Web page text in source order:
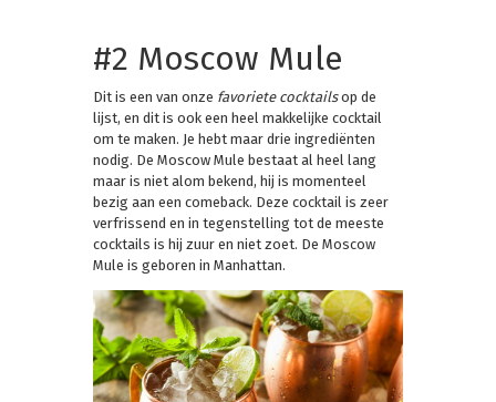
#2 Moscow Mule
Dit is een van onze favoriete cocktailsop de
lijst, en dit is ook een heel makkelijke cocktail
om te maken. Je hebt maar drie ingrediënten
nodig. De Moscow Mule bestaat al heel lang
maar is niet alom bekend, hij is momenteel
bezig aan een comeback. Deze cocktail is zeer
verfrissend en in tegenstelling tot de meeste
cocktails is hij zuur en niet zoet. De Moscow
Mule is geboren in Manhattan.